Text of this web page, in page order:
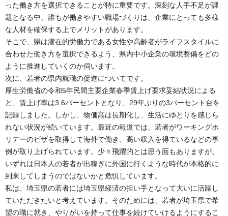
った働き方を選択できることが特に重要です。深刻な人手不足が課
題となる中、誰もが働きやすい職場づくりは、企業にとっても多様
な人材を確保する上でメリットがあります。
そこで、県は潜在的労働力である女性や高齢者がライフスタイルに
合わせた働き方を選択できるよう、県内中小企業の環境整備をどの
ように推進していくのか伺います。
次に、若者の県内就職の促進についてです。
厚生労働省の令和5年民間主要企業春季賃上げ要求妥結状況による
と、賃上げ率は3.6パーセントとなり、29年ぶりの3パーセント台を
記録しました。しかし、物価高は長期化し、生活にゆとりを感じら
れない状況が続いています。最近の報道では、若者がワーキングホ
リデーのビザを取得して海外で働き、高い収入を得ているなどの事
例が取り上げられています。少々飛躍的とは思う面もありますが、
いずれは日本人の若者が出稼ぎに外国に行くような時代が本格的に
到来してしまうのではないかと危惧しています。
私は、埼玉県の若者には埼玉県経済の担い手となって大いに活躍し
ていただきたいと考えています。そのためには、若者が埼玉県で希
望の職に就き、やりがいを持って仕事を続けていけるようにするこ